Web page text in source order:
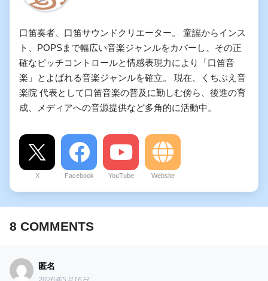
口笛奏者、口笛サウンドクリエーター。 童謡からインス
ト、POPSまで幅広い音楽ジャンルをカバーし、その正
確なピッチコントロールと情感表現力により「口笛音
楽」とよばれる音楽ジャンルを確立。 現在、くちぶえ音
楽院 代表として口笛音楽の普及に勤しむ傍ら、後進の育
成、メディアへの音源提供など多角的に活動中。
X Facebook YouTube Website
8 COMMENTS
匿名